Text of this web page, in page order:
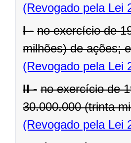
(Revogado pela Lei
I - no exercício de
milhões) de ações; e
(Revogado pela Lei
II - no exercício de
30.000.000 (trinta
(Revogado pela Lei